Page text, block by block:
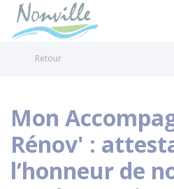
Retour
Mon
Rénov' :
l’honneur de